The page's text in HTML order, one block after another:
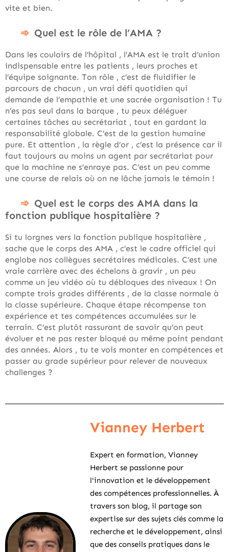
vite et bien.
Quel est le rôle de l’AMA ?
Dans les couloirs de l’hôpital , l’AMA est le trait d’union
indispensable entre les patients , leurs proches et
l’équipe soignante. Ton rôle , c’est de fluidifier le
parcours de chacun , un vrai défi quotidien qui
demande de l’empathie et une sacrée organisation ! Tu
n’es pas seul dans la barque , tu peux déléguer
certaines tâches au secrétariat , tout en gardant la
responsabilité globale. C’est de la gestion humaine
pure. Et attention , la règle d’or , c’est la présence car il
faut toujours au moins un agent par secrétariat pour
que la machine ne s’enraye pas. C’est un peu comme
une course de relais où on ne lâche jamais le témoin !
Quel est le corps des AMA dans la
fonction publique hospitalière ?
Si tu lorgnes vers la fonction publique hospitalière ,
sache que le corps des AMA , c’est le cadre officiel qui
englobe nos collègues secrétaires médicales. C’est une
vraie carrière avec des échelons à gravir , un peu
comme un jeu vidéo où tu débloques des niveaux ! On
compte trois grades différents , de la classe normale à
la classe supérieure. Chaque étape récompense ton
expérience et tes compétences accumulées sur le
terrain. C’est plutôt rassurant de savoir qu’on peut
évoluer et ne pas rester bloqué au même point pendant
des années. Alors , tu te vois monter en compétences et
passer au grade supérieur pour relever de nouveaux
challenges ?
Vianney Herbert
Expert en formation, Vianney
Herbert se passionne pour
l'innovation et le développement
des compétences professionnelles. À
travers son blog, il partage son
expertise sur des sujets clés comme la
recherche et le développement, ainsi
que des conseils pratiques dans le